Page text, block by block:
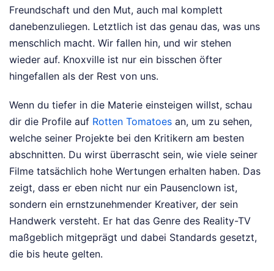
Freundschaft und den Mut, auch mal komplett
danebenzuliegen. Letztlich ist das genau das, was uns
menschlich macht. Wir fallen hin, und wir stehen
wieder auf. Knoxville ist nur ein bisschen öfter
hingefallen als der Rest von uns.
Wenn du tiefer in die Materie einsteigen willst, schau
dir die Profile auf Rotten Tomatoes an, um zu sehen,
welche seiner Projekte bei den Kritikern am besten
abschnitten. Du wirst überrascht sein, wie viele seiner
Filme tatsächlich hohe Wertungen erhalten haben. Das
zeigt, dass er eben nicht nur ein Pausenclown ist,
sondern ein ernstzunehmender Kreativer, der sein
Handwerk versteht. Er hat das Genre des Reality-TV
maßgeblich mitgeprägt und dabei Standards gesetzt,
die bis heute gelten.